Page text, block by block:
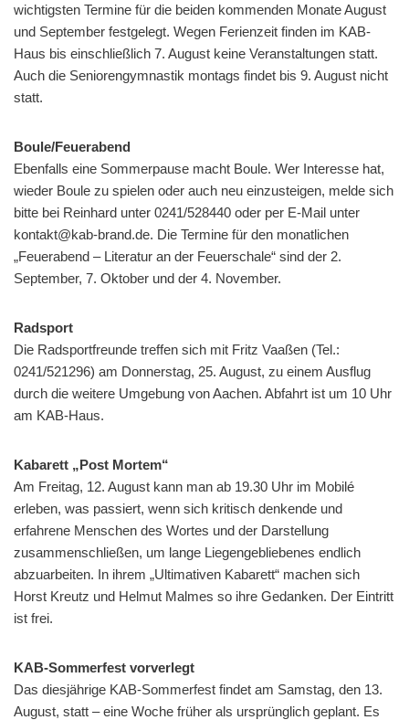
wichtigsten Termine für die beiden kommenden Monate August
und September festgelegt. Wegen Ferienzeit finden im KAB-
Haus bis einschließlich 7. August keine Veranstaltungen statt.
Auch die Seniorengymnastik montags findet bis 9. August nicht
statt.
Boule/Feuerabend
Ebenfalls eine Sommerpause macht Boule. Wer Interesse hat,
wieder Boule zu spielen oder auch neu einzusteigen, melde sich
bitte bei Reinhard unter 0241/528440 oder per E-Mail unter
kontakt@kab-brand.de. Die Termine für den monatlichen
„Feuerabend – Literatur an der Feuerschale“ sind der 2.
September, 7. Oktober und der 4. November.
Radsport
Die Radsportfreunde treffen sich mit Fritz Vaaßen (Tel.:
0241/521296) am Donnerstag, 25. August, zu einem Ausflug
durch die weitere Umgebung von Aachen. Abfahrt ist um 10 Uhr
am KAB-Haus.
Kabarett „Post Mortem“
Am Freitag, 12. August kann man ab 19.30 Uhr im Mobilé
erleben, was passiert, wenn sich kritisch denkende und
erfahrene Menschen des Wortes und der Darstellung
zusammenschließen, um lange Liegengebliebenes endlich
abzuarbeiten. In ihrem „Ultimativen Kabarett“ machen sich
Horst Kreutz und Helmut Malmes so ihre Gedanken. Der Eintritt
ist frei.
KAB-Sommerfest vorverlegt
Das diesjährige KAB-Sommerfest findet am Samstag, den 13.
August, statt – eine Woche früher als ursprünglich geplant. Es